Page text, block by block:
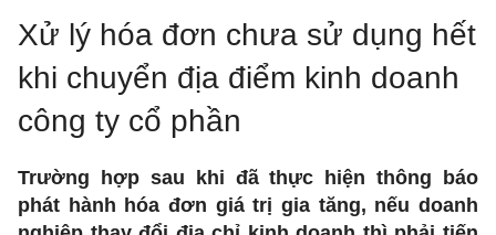
Xử lý hóa đơn chưa sử dụng hết
khi chuyển địa điểm kinh doanh
công ty cổ phần
Trường hợp sau khi đã thực hiện thông báo
phát hành hóa đơn giá trị gia tăng, nếu doanh